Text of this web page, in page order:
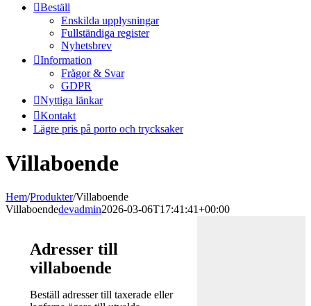
Beställ
Enskilda upplysningar
Fullständiga register
Nyhetsbrev
Information
Frågor & Svar
GDPR
Nyttiga länkar
Kontakt
Lägre pris på porto och trycksaker
Villaboende
Hem/Produkter/Villaboende
Villaboendedevadmin2026-03-06T17:41:41+00:00
Adresser till
villaboende
Beställ adresser till taxerade eller